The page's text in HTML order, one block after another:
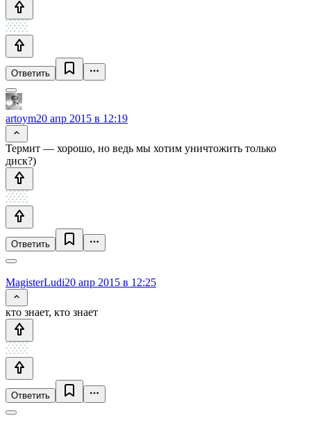
Ответить
artoym20 апр 2015 в 12:19
Термит — хорошо, но ведь мы хотим уничтожить только
диск?)
Ответить
MagisterLudi20 апр 2015 в 12:25
кто знает, кто знает
Ответить